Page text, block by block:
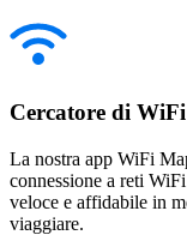
Cercatore di WiFi
La nostra app WiFi
connessione a reti
veloce e affidabile in
viaggiare.